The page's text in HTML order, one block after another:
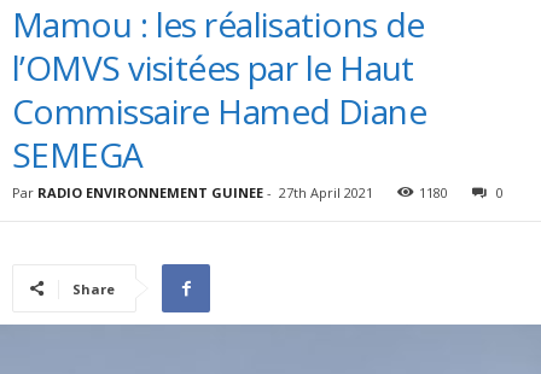
Mamou : les réalisations de
l’OMVS visitées par le Haut
Commissaire Hamed Diane
SEMEGA
Par RADIO ENVIRONNEMENT GUINEE - 27th April 2021 1180 0
Share